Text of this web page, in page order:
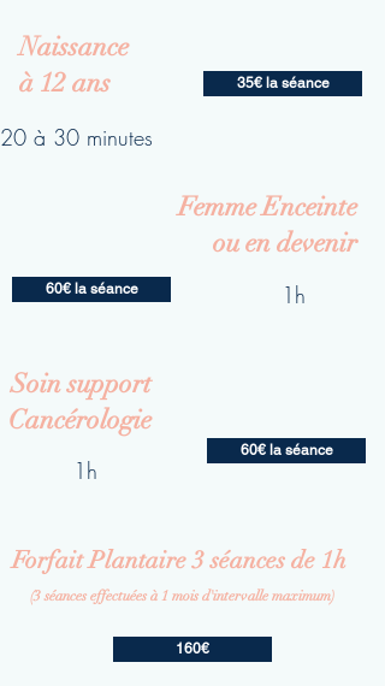
Naissance
à 12 ans
35€ la séance
20 à 30 minutes
Femme Enceinte
ou en devenir
60€ la séance 1h
Soin support
Cancérologie
1h
60€ la séance
Forfait Plantaire 3 séances de 1h
(3séances effectuées à 1 mois d'intervalle maximum)
160€